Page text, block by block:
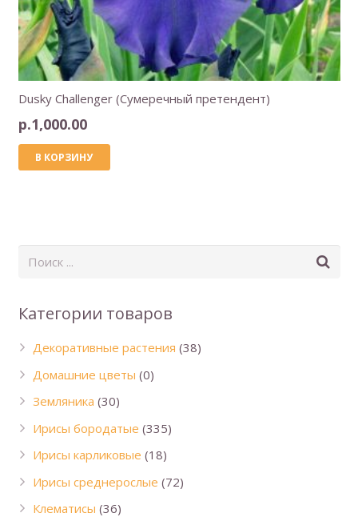
Dusky Challenger (Сумеречный претендент)
р.1,000.00
В КОРЗИНУ
Категории товаров
Декоративные растения (38)
Домашние цветы (0)
Земляника (30)
Ирисы бородатые (335)
Ирисы карликовые (18)
Ирисы среднерослые (72)
Клематисы (36)